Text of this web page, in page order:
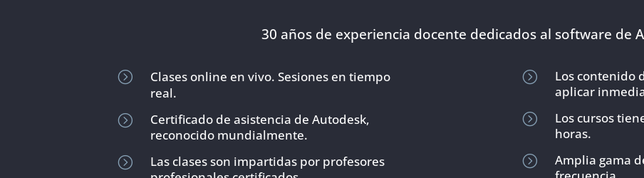
30 años de experiencia docente dedicados al software de
=
Clases online en vivo. Sesiones en tiempo
real.
=
Certificado de asistencia de Autodesk,
reconocido mundialmente.
=
Las clases son impartidas por profesores
=
Los contenido
aplicar
=
Los cursos
horas.
=
Amplia gama